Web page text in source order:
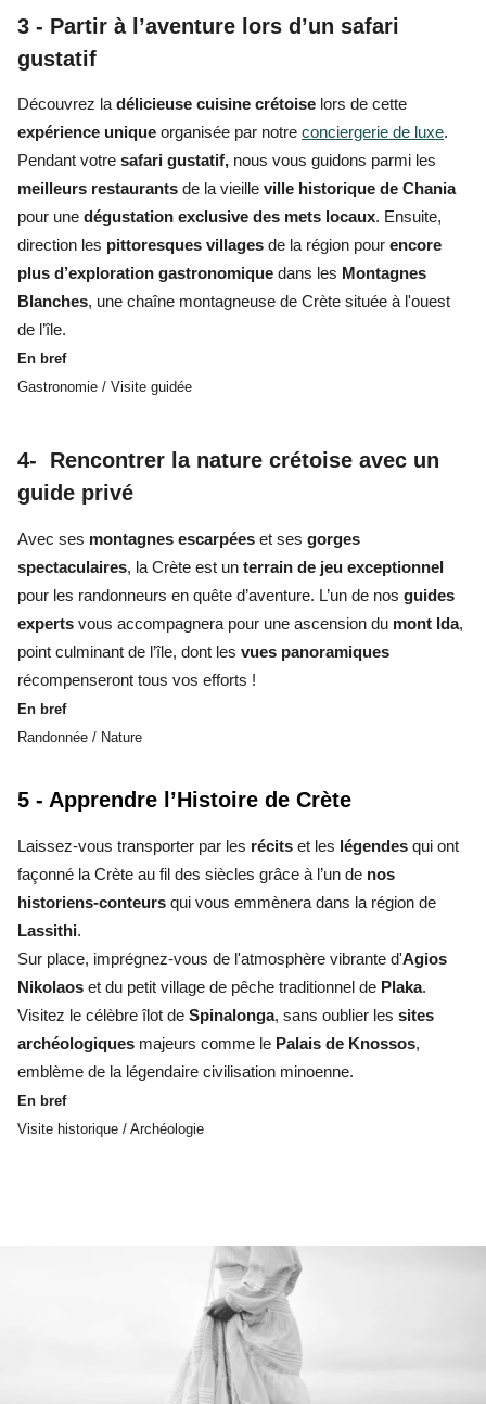
3 - Partir à l’aventure lors d’un safari
gustatif
Découvrez la délicieuse cuisine crétoise lors de cette
expérience unique organisée par notre conciergerie de luxe.
Pendant votre safari gustatif, nous vous guidons parmi les
meilleurs restaurants de la vieille ville historique de Chania
pour une dégustation exclusive des mets locaux. Ensuite,
direction les pittoresques villages de la région pour encore
plus d’exploration gastronomique dans les Montagnes
Blanches, une chaîne montagneuse de Crète située à l'ouest
de l’île.
En bref
Gastronomie / Visite guidée
4- Rencontrer la nature crétoise avec un
guide privé
Avec ses montagnes escarpées et ses gorges
spectaculaires, la Crète est un terrain de jeu exceptionnel
pour les randonneurs en quête d’aventure. L’un de nos guides
experts vous accompagnera pour une ascension du mont Ida,
point culminant de l’île, dont les vues panoramiques
récompenseront tous vos efforts !
En bref
Randonnée / Nature
5 - Apprendre l’Histoire de Crète
Laissez-vous transporter par les récits et les légendes qui ont
façonné la Crète au fil des siècles grâce à l’un de nos
historiens-conteurs qui vous emmènera dans la région de
Lassithi.
Sur place, imprégnez-vous de l'atmosphère vibrante d'Agios
Nikolaos et du petit village de pêche traditionnel de Plaka.
Visitez le célèbre îlot de Spinalonga, sans oublier les sites
archéologiques majeurs comme le Palais de Knossos,
emblème de la légendaire civilisation minoenne.
En bref
Visite historique / Archéologie